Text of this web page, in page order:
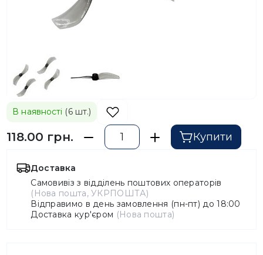
В наявності (6 шт.)
118.00 грн. Купити
Доставка
Самовивіз з відділень поштових операторів
(Нова пошта, УКРПОШТА)
Відправимо в день замовлення (пн-пт) до 18:00
Доставка кур'єром (Нова пошта)